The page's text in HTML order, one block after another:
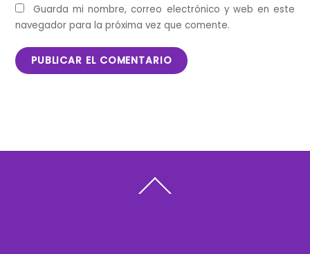
Guarda mi nombre, correo electrónico y web en este
navegador para la próxima vez que comente.
To